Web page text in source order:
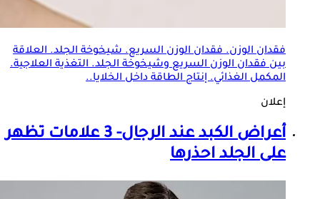
فقدان الوزن. فقدان الوزن السريع. شيخوخةالجلد. العلاقة
بين فقدان الوزن السريع وشيخوخةالجلد. التغذية العلاجية.
المكمل الغذائي. إنتاج الطاقة داخل الخلايا..
إعلان
أعراض الكبد عند الرجال- 3 علامات تظهر
علىالجلداحذرها